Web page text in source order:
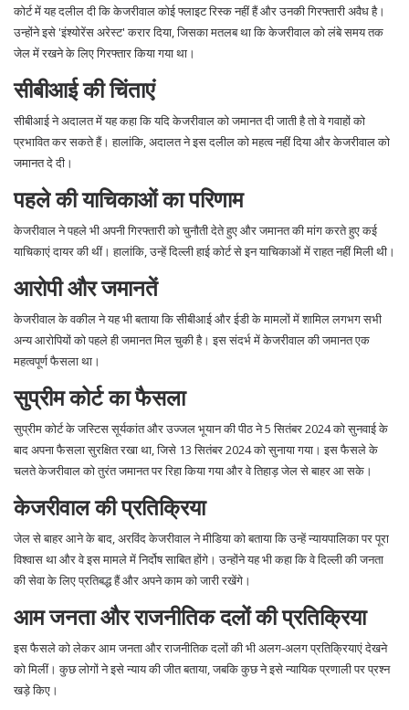
कोर्ट में यह दलील दी कि केजरीवाल कोई फ्लाइट रिस्क नहीं हैं और उनकी गिरफ्तारी अवैध है।
उन्होंने इसे 'इंश्योरेंस अरेस्ट' करार दिया, जिसका मतलब था कि केजरीवाल को लंबे समय तक
जेल में रखने के लिए गिरफ्तार किया गया था।
सीबीआई की चिंताएं
सीबीआई ने अदालत में यह कहा कि यदि केजरीवाल को जमानत दी जाती है तो वे गवाहों को
प्रभावित कर सकते हैं। हालांकि, अदालत ने इस दलील को महत्व नहीं दिया और केजरीवाल को
जमानत दे दी।
पहले की याचिकाओं का परिणाम
केजरीवाल ने पहले भी अपनी गिरफ्तारी को चुनौती देते हुए और जमानत की मांग करते हुए कई
याचिकाएं दायर की थीं। हालांकि, उन्हें दिल्ली हाई कोर्ट से इन याचिकाओं में राहत नहीं मिली थी।
आरोपी और जमानतें
केजरीवाल के वकील ने यह भी बताया कि सीबीआई और ईडी के मामलों में शामिल लगभग सभी
अन्य आरोपियों को पहले ही जमानत मिल चुकी है। इस संदर्भ में केजरीवाल की जमानत एक
महत्वपूर्ण फैसला था।
सुप्रीम कोर्ट का फैसला
सुप्रीम कोर्ट के जस्टिस सूर्यकांत और उज्जल भूयान की पीठ ने 5 सितंबर 2024 को सुनवाई के
बाद अपना फैसला सुरक्षित रखा था, जिसे 13 सितंबर 2024 को सुनाया गया। इस फैसले के
चलते केजरीवाल को तुरंत जमानत पर रिहा किया गया और वे तिहाड़ जेल से बाहर आ सके।
केजरीवाल की प्रतिक्रिया
जेल से बाहर आने के बाद, अरविंद केजरीवाल ने मीडिया को बताया कि उन्हें न्यायपालिका पर पूरा
विश्वास था और वे इस मामले में निर्दोष साबित होंगे। उन्होंने यह भी कहा कि वे दिल्ली की जनता
की सेवा के लिए प्रतिबद्ध हैं और अपने काम को जारी रखेंगे।
आम जनता और राजनीतिक दलों की प्रतिक्रिया
इस फैसले को लेकर आम जनता और राजनीतिक दलों की भी अलग-अलग प्रतिक्रियाएं देखने
को मिलीं। कुछ लोगों ने इसे न्याय की जीत बताया, जबकि कुछ ने इसे न्यायिक प्रणाली पर प्रश्न
खड़े किए।